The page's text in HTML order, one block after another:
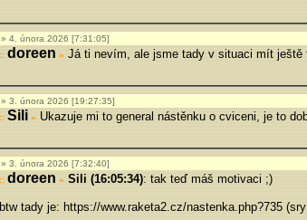
4. února 2026 [7:31:05]
doreen » Já ti nevím, ale jsme tady v situaci mít ještě
3. února 2026 [19:27:35]
Sili » Ukazuje mi to general nástěnku o cviceni, je to
3. února 2026 [7:32:40]
doreen » Sili (16:05:34): tak teď máš motivaci ;)
btw tady je: https://www.raketa2.cz/nastenka.php?735